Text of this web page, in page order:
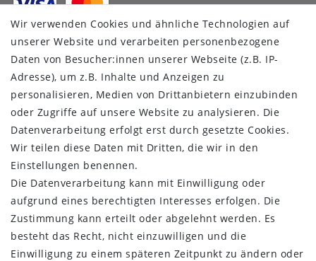
VERSANDDIENSTLEISTER
FOLGEN SIE UNS
Wir verwenden Cookies und ähnliche Technologien auf
unserer Website und verarbeiten personenbezogene
Daten von Besucher:innen unserer Webseite (z.B. IP-
Adresse), um z.B. Inhalte und Anzeigen zu
personalisieren, Medien von Drittanbietern einzubinden
oder Zugriffe auf unsere Website zu analysieren. Die
Datenverarbeitung erfolgt erst durch gesetzte Cookies.
Wir teilen diese Daten mit Dritten, die wir in den
Einstellungen benennen.
Die Datenverarbeitung kann mit Einwilligung oder
aufgrund eines berechtigten Interesses erfolgen. Die
Zustimmung kann erteilt oder abgelehnt werden. Es
besteht das Recht, nicht einzuwilligen und die
Einwilligung zu einem späteren Zeitpunkt zu ändern oder